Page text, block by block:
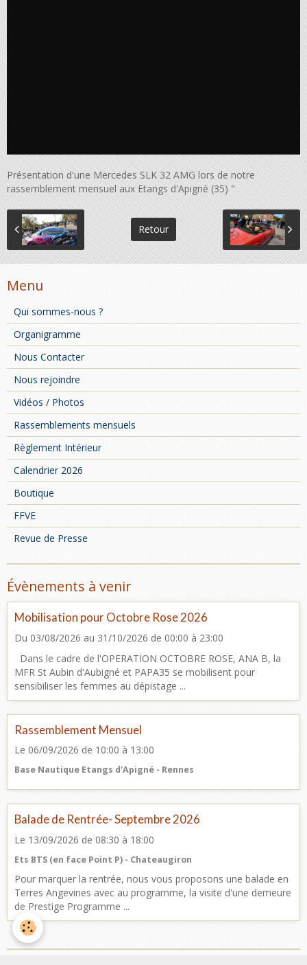
Présentation d'une Mercedes SLK 32 AMG lors de notre
rassemblement mensuel aux Etangs d'Apigné (35) "
Retour
Menu
Qui sommes-nous ?
Organigramme
Nous Contacter
Nous rejoindre
Vidéos / Photos
Rassemblements mensuels
Règlement Intérieur
Calendrier 2026
Boutique
FFVE
Revue de Presse
Évènements à venir
Mobilisation pour Octobre Rose 2026
Du 03/08/2026 au 31/10/2026 de 00:00 à 23:00
Dans le cadre de l'OPERATION OCTOBRE ROSE, ANA B, la
MFR St Aubin d'Aubigné et PAPA35 se mobilisent pour
sensibiliser les femmes au dépistage ...
Rassemblement Mensuel
Le 06/09/2026 de 10:00 à 13:00
Base Nautique Etangs d'Apigné - Rennes
Balade de Rentrée- Septembre 2026
Le 13/09/2026 de 08:30 à 18:00
Ets BTS (en face Point P) - Chateaugiron
Pour marquer la rentrée, nous vous proposons une balade en
Terres Angevines avec au programme, la visite d'une demeure
de Prestige Programme ...